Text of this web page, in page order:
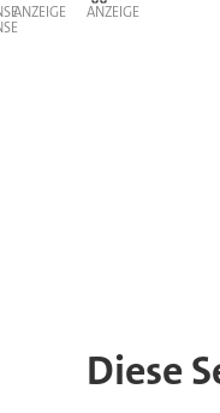
ANZEIGE ANZEIGE
Diese